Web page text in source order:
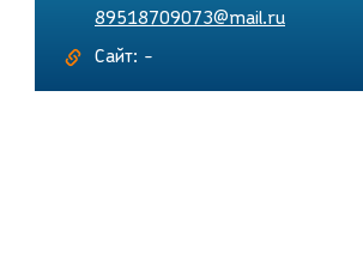
89518709073@mail.ru
Сайт: -